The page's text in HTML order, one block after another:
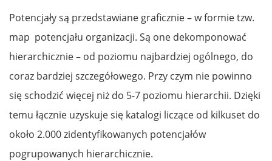
Potencjały są przedstawiane graficznie – w formie tzw.
map potencjału organizacji. Są one dekomponować
hierarchicznie – od poziomu najbardziej ogólnego, do
coraz bardziej szczegółowego. Przy czym nie powinno
się schodzić więcej niż do 5-7 poziomu hierarchii. Dzięki
temu łącznie uzyskuje się katalogi liczące od kilkuset do
około 2.000 zidentyfikowanych potencjałów
pogrupowanych hierarchicznie.